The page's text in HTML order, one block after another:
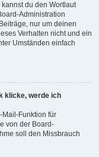
du den Wortlaut
Administration
nur um deinen
Verhalten nicht und ein
Umständen einfach
klicke, werde ich
Mail-Funktion für
von der Board-
soll den Missbrauch